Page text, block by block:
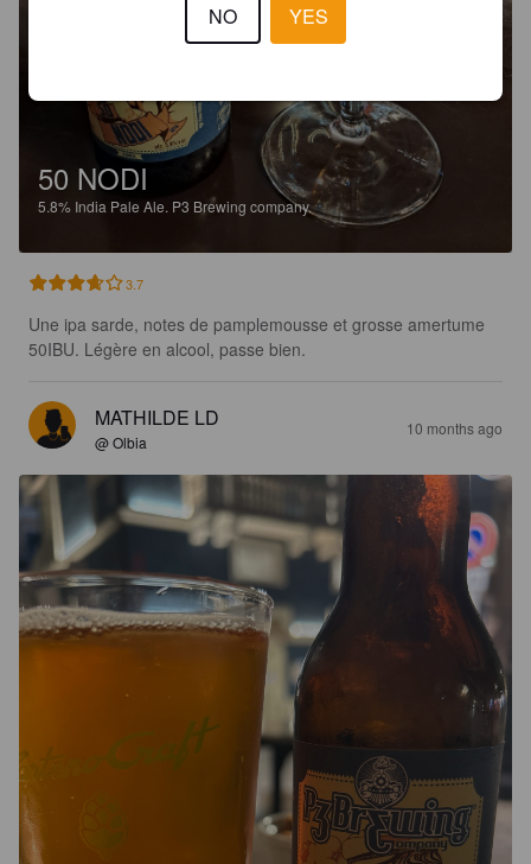
50 NODI
5.8% India Pale Ale. P3 Brewing company.
3.7
Une ipa sarde, notes de pamplemousse et grosse amertume
50IBU. Légère en alcool, passe bien.
MATHILDE LD
@ Olbia
10 months ago
NO YES